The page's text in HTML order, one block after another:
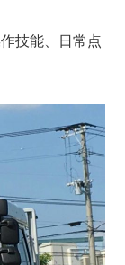
技能、日常点